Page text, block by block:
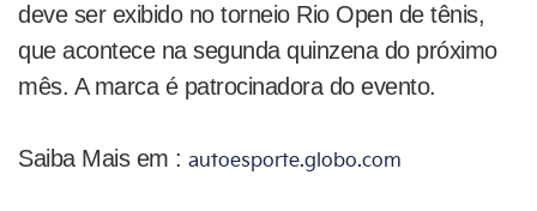
deve ser exibido no torneio Rio Open de tênis,
que acontece na segunda quinzena do próximo
mês. A marca é patrocinadora do evento.
Saiba Mais em : autoesporte.globo.com